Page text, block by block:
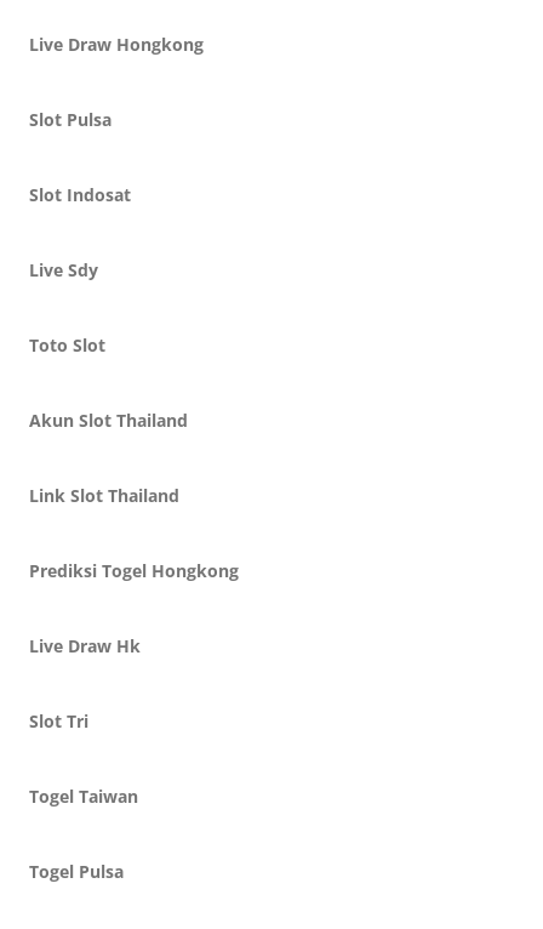
Live Draw Hongkong
Slot Pulsa
Slot Indosat
Live Sdy
Toto Slot
Akun Slot Thailand
Link Slot Thailand
Prediksi Togel Hongkong
Live Draw Hk
Slot Tri
Togel Taiwan
Togel Pulsa